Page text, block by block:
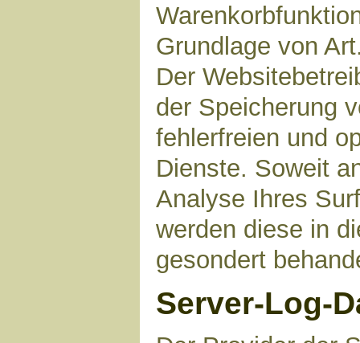
Grundlage von
Der
der Speicherung
fehlerfreien und
Dienste. Soweit
Analyse Ihres
werden diese in
gesondert
Server-Log-